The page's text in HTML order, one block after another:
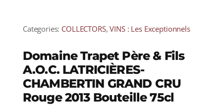
Categories: COLLECTORS,VINS : Les Exceptionnels
Domaine Trapet Père & Fils
A.O.C. LATRICIÈRES-
CHAMBERTIN GRAND CRU
Rouge 2013 Bouteille 75cl